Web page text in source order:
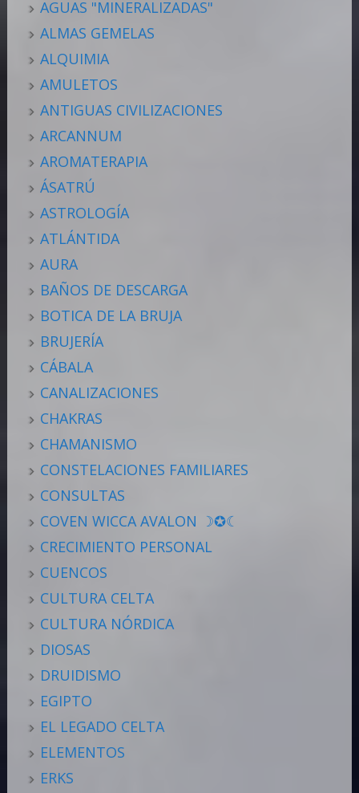
AGUAS "MINERALIZADAS"
ALMAS GEMELAS
ALQUIMIA
AMULETOS
ANTIGUAS CIVILIZACIONES
ARCANNUM
AROMATERAPIA
ÁSATRÚ
ASTROLOGÍA
ATLÁNTIDA
AURA
BAÑOS DE DESCARGA
BOTICA DE LA BRUJA
BRUJERÍA
CÁBALA
CANALIZACIONES
CHAKRAS
CHAMANISMO
CONSTELACIONES FAMILIARES
CONSULTAS
COVEN WICCA AVALON ☽✪☾
CRECIMIENTO PERSONAL
CUENCOS
CULTURA CELTA
CULTURA NÓRDICA
DIOSAS
DRUIDISMO
EGIPTO
EL LEGADO CELTA
ELEMENTOS
ERKS